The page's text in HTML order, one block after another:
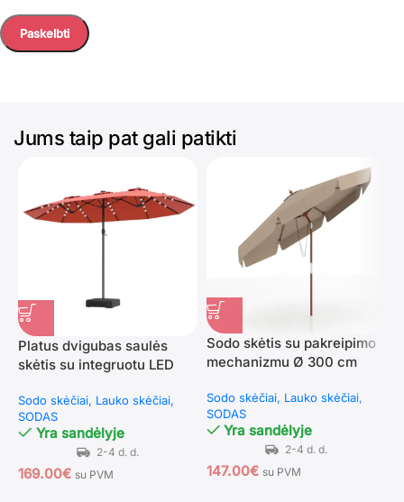
Jums taip pat gali patikti
Platus dvigubas saulės
skėtis su integruotu LED
Sodo skėčiai Lauko skėčiai
SODAS
Yra sandėlyje
169.00€ su PVM
Sodo skėtis su pakreipimo
mechanizmu Ø 300 cm
Sodo skėčiai Lauko skėčiai
SODAS
Yra sandėlyje
147.00€ su PVM